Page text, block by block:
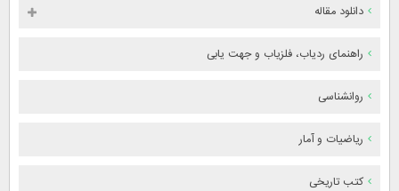
دانلود مقاله
راهنمای ردیاب، فلزیاب و جهت یابی
روانشناسی
ریاضیات و آمار
کتب تاریخی